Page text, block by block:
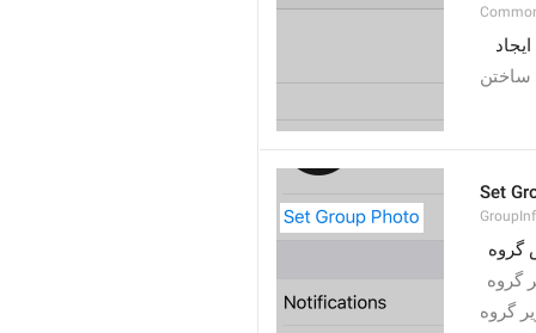
ایجاد
ساختن
Set
گروه
گروه
گروه